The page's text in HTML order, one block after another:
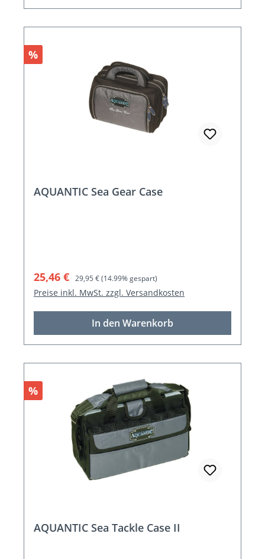
Rabatt
%
AQUANTIC Sea Gear Case
Verkaufspreis:
25,46 € Regulärer Preis:
29,95 €(14.99% gespart)
Preise inkl. MwSt. zzgl. Versandkosten
In den Warenkorb
Rabatt
%
AQUANTIC Sea Tackle Case II